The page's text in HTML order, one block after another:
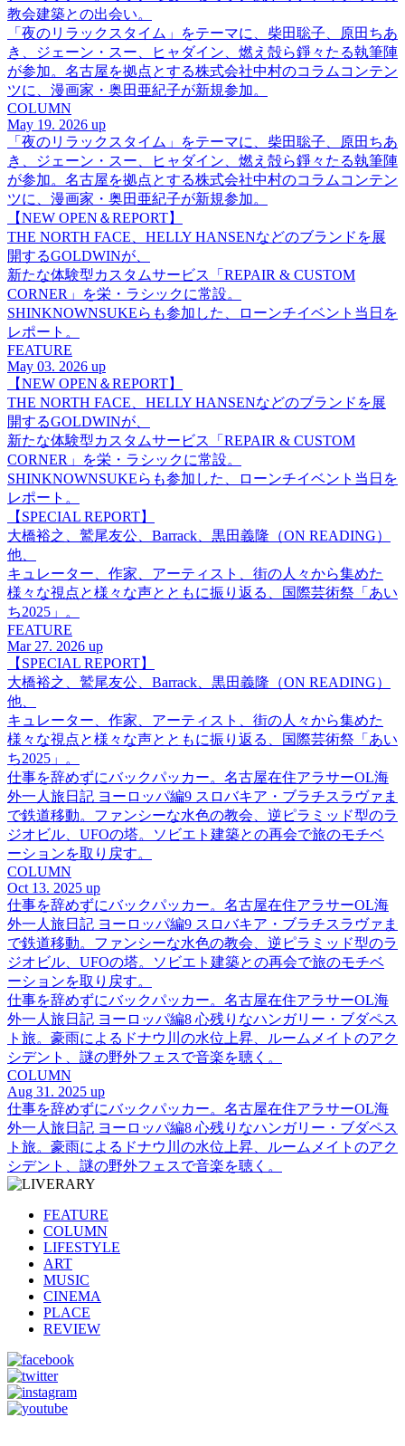
教会建築との出会い。
「夜のリラックスタイム」をテーマに、柴田聡子、原田ちあ
き、ジェーン・スー、ヒャダイン、燃え殻ら錚々たる執筆陣
が参加。名古屋を拠点とする株式会社中村のコラムコンテン
ツに、漫画家・奥田亜紀子が新規参加。
COLUMN
May 19. 2026 up
「夜のリラックスタイム」をテーマに、柴田聡子、原田ちあ
き、ジェーン・スー、ヒャダイン、燃え殻ら錚々たる執筆陣
が参加。名古屋を拠点とする株式会社中村のコラムコンテン
ツに、漫画家・奥田亜紀子が新規参加。
【NEW OPEN＆REPORT】
THE NORTH FACE、HELLY HANSENなどのブランドを展
開するGOLDWINが、
新たな体験型カスタムサービス「REPAIR & CUSTOM
CORNER」を栄・ラシックに常設。
SHINKNOWNSUKEらも参加した、ローンチイベント当日を
レポート。
FEATURE
May 03. 2026 up
【NEW OPEN＆REPORT】
THE NORTH FACE、HELLY HANSENなどのブランドを展
開するGOLDWINが、
新たな体験型カスタムサービス「REPAIR & CUSTOM
CORNER」を栄・ラシックに常設。
SHINKNOWNSUKEらも参加した、ローンチイベント当日を
レポート。
【SPECIAL REPORT】
大橋裕之、鷲尾友公、Barrack、黒田義隆（ON READING）
他、
キュレーター、作家、アーティスト、街の人々から集めた
様々な視点と様々な声とともに振り返る、国際芸術祭「あい
ち2025」。
FEATURE
Mar 27. 2026 up
【SPECIAL REPORT】
大橋裕之、鷲尾友公、Barrack、黒田義隆（ON READING）
他、
キュレーター、作家、アーティスト、街の人々から集めた
様々な視点と様々な声とともに振り返る、国際芸術祭「あい
ち2025」。
仕事を辞めずにバックパッカー。名古屋在住アラサーOL海
外一人旅日記 ヨーロッパ編9 スロバキア・ブラチスラヴァま
で鉄道移動。ファンシーな水色の教会、逆ピラミッド型のラ
ジオビル、UFOの塔。ソビエト建築との再会で旅のモチベ
ーションを取り戻す。
COLUMN
Oct 13. 2025 up
仕事を辞めずにバックパッカー。名古屋在住アラサーOL海
外一人旅日記 ヨーロッパ編9 スロバキア・ブラチスラヴァま
で鉄道移動。ファンシーな水色の教会、逆ピラミッド型のラ
ジオビル、UFOの塔。ソビエト建築との再会で旅のモチベ
ーションを取り戻す。
仕事を辞めずにバックパッカー。名古屋在住アラサーOL海
外一人旅日記 ヨーロッパ編8 心残りなハンガリー・ブダペス
ト旅。豪雨によるドナウ川の水位上昇、ルームメイトのアク
シデント、謎の野外フェスで音楽を聴く。
COLUMN
Aug 31. 2025 up
仕事を辞めずにバックパッカー。名古屋在住アラサーOL海
外一人旅日記 ヨーロッパ編8 心残りなハンガリー・ブダペス
ト旅。豪雨によるドナウ川の水位上昇、ルームメイトのアク
シデント、謎の野外フェスで音楽を聴く。
FEATURE
COLUMN
LIFESTYLE
ART
MUSIC
CINEMA
PLACE
REVIEW